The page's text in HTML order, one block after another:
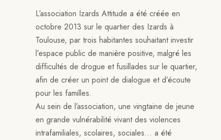
L’association Izards Attitude a été créée en
octobre 2013 sur le quartier des Izards à
Toulouse, par trois habitantes souhaitant investir
l’espace public de manière positive, malgré les
difficultés de drogue et fusillades sur le quartier,
afin de créer un point de dialogue et d’écoute
pour les familles.
Au sein de l’association, une vingtaine de jeune
en grande vulnérabilité vivant des violences
intrafamiliales, scolaires, sociales… a été